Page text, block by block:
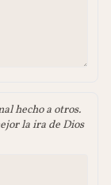
hecho a otros.
la ira de Dios